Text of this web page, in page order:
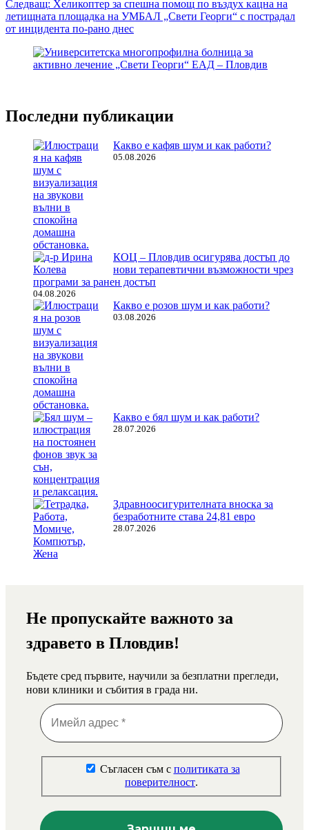
Следващ: Хеликоптер за спешна помощ по въздух кацна на
летищната площадка на УМБАЛ „Свети Георги“ с пострадал
от инцидента по-рано днес
Последни публикации
Какво е кафяв шум и как работи?
05.08.2026
КОЦ – Пловдив осигурява достъп до
нови терапевтични възможности чрез
програми за ранен достъп
04.08.2026
Какво е розов шум и как работи?
03.08.2026
Какво е бял шум и как работи?
28.07.2026
Здравноосигурителната вноска за
безработните става 24,81 евро
28.07.2026
Не пропускайте важното за
здравето в Пловдив!
Бъдете сред първите, научили за безплатни прегледи,
нови клиники и събития в града ни.
Съгласен съм с политиката за
поверителност.